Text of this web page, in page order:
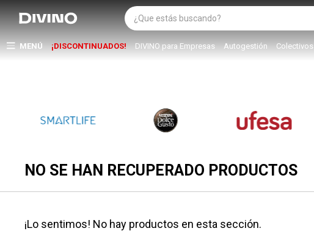
MENÚ ¡DISCONTINUADOS! DIVINO para Empresas Autogestión Colectivos
NO SE HAN RECUPERADO PRODUCTOS
¡Lo sentimos! No hay productos en esta sección.